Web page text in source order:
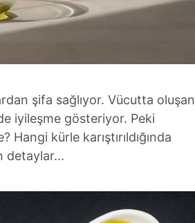
şifa sağlıyor. Vücutta oluşan
iyileşme gösteriyor. Peki
kürle karıştırıldığında
detaylar...